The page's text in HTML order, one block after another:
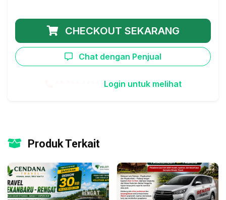
CHECKOUT SEKARANG
Chat dengan Penjual
Login untuk melihat
Produk Terkait